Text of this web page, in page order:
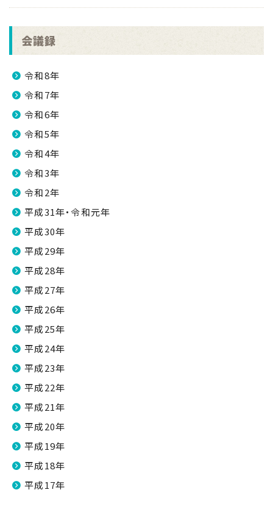
会議録
令和8年
令和7年
令和6年
令和5年
令和4年
令和3年
令和2年
平成31年・令和元年
平成30年
平成29年
平成28年
平成27年
平成26年
平成25年
平成24年
平成23年
平成22年
平成21年
平成20年
平成19年
平成18年
平成17年